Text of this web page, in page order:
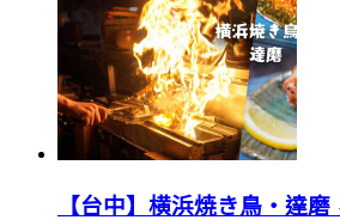
【台中】横浜焼き鳥‧達磨